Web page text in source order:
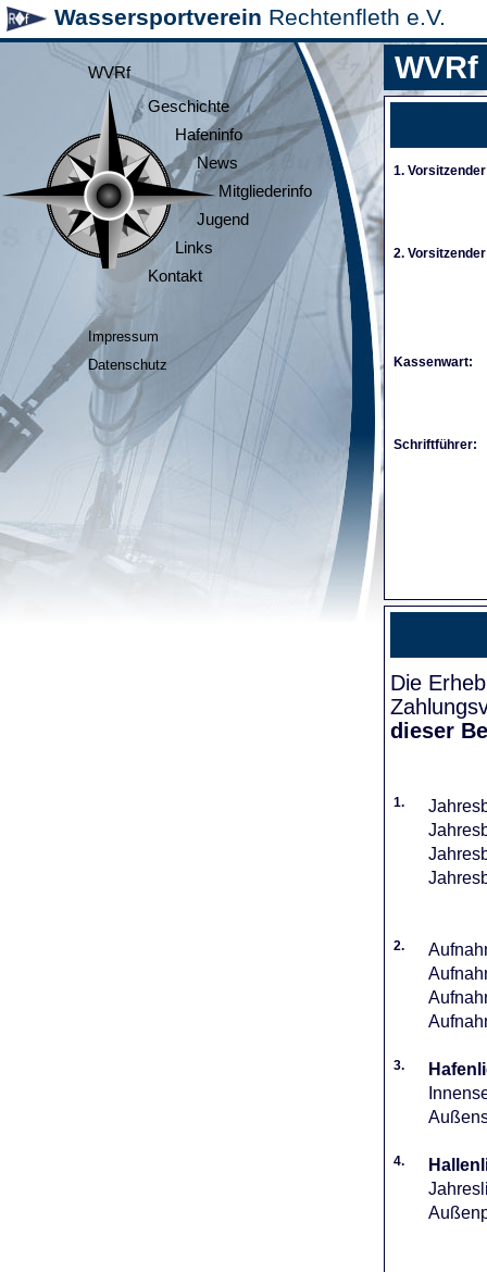
Wassersportverein Rechtenfleth e.V.
WVRf
Geschichte
Hafeninfo
News
Mitgliederinfo
Jugend
Links
Kontakt
Impressum
Datenschutz
WVRf
1.
2.
Kassenwart:
Schriftführer:
Die
dieser
1.
2.
3.
4.